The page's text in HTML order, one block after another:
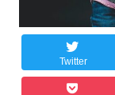
Twitter